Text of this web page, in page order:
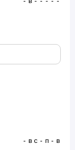
- в с - п - в